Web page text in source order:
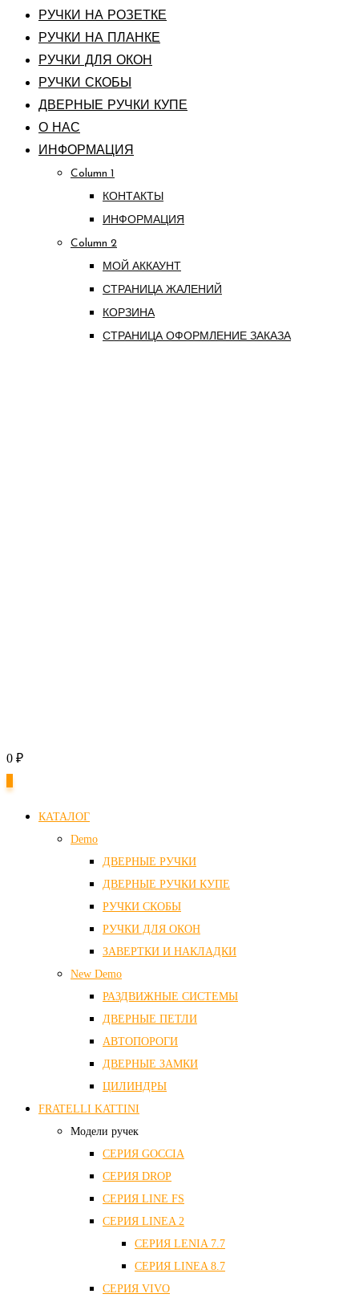
РУЧКИ НА РОЗЕТКЕ
РУЧКИ НА ПЛАНКЕ
РУЧКИ ДЛЯ ОКОН
РУЧКИ СКОБЫ
ДВЕРНЫЕ РУЧКИ КУПЕ
О НАС
ИНФОРМАЦИЯ
Column 1
КОНТАКТЫ
ИНФОРМАЦИЯ
Column 2
МОЙ АККАУНТ
СТРАНИЦА ЖАЛЕНИЙ
КОРЗИНА
СТРАНИЦА ОФОРМЛЕНИЕ ЗАКАЗА
0 ₽
КАТАЛОГ
Demo
ДВЕРНЫЕ РУЧКИ
ДВЕРНЫЕ РУЧКИ КУПЕ
РУЧКИ СКОБЫ
РУЧКИ ДЛЯ ОКОН
ЗАВЕРТКИ И НАКЛАДКИ
New Demo
РАЗДВИЖНЫЕ СИСТЕМЫ
ДВЕРНЫЕ ПЕТЛИ
АВТОПОРОГИ
ДВЕРНЫЕ ЗАМКИ
ЦИЛИНДРЫ
FRATELLI KATTINI
Модели ручек
СЕРИЯ GOCCIA
СЕРИЯ DROP
СЕРИЯ LINE FS
СЕРИЯ LINEA 2
СЕРИЯ LENIA 7.7
СЕРИЯ LINEA 8.7
СЕРИЯ VIVO